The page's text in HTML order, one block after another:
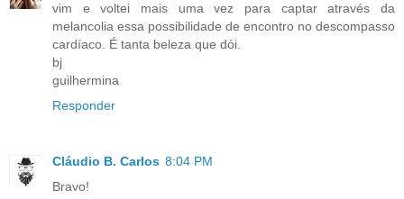
vim e voltei mais uma vez para captar através da
melancolia essa possibilidade de encontro no descompasso
cardíaco. É tanta beleza que dói.
bj
guilhermina
Responder
Cláudio B. Carlos 8:04 PM
Bravo!